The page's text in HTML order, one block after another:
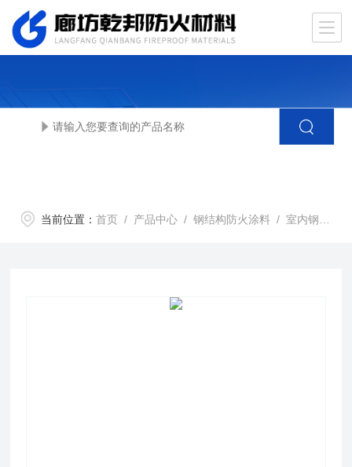
当前位置：首页 / 产品中心 /钢结构防火涂料 /室内钢结构防火涂料